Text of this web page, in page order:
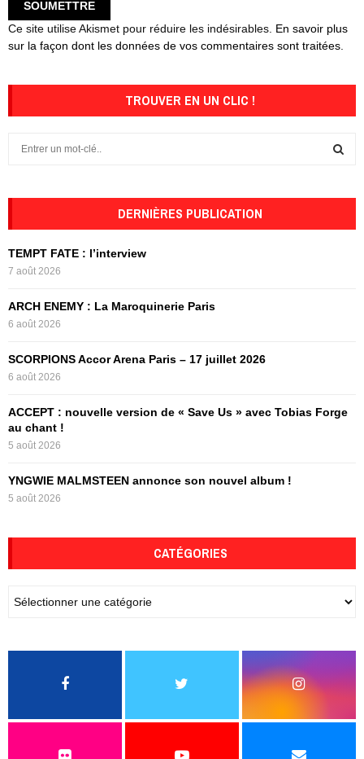
Ce site utilise Akismet pour réduire les indésirables. En savoir plus
sur la façon dont les données de vos commentaires sont traitées
TROUVER EN UN CLIC !
o
r
DERNIÈRES PUBLICATION
TEMPT FATE : l’interview
7 août 2026
ARCH ENEMY : La Maroquinerie Paris
6 août 2026
SCORPIONS Accor Arena Paris – 17 juillet 2026
6 août 2026
ACCEPT : nouvelle version de « Save Us » avec Tobias Forge
au chant !
5 août 2026
YNGWIE MALMSTEEN annonce son nouvel album !
5 août 2026
CATÉGORIES